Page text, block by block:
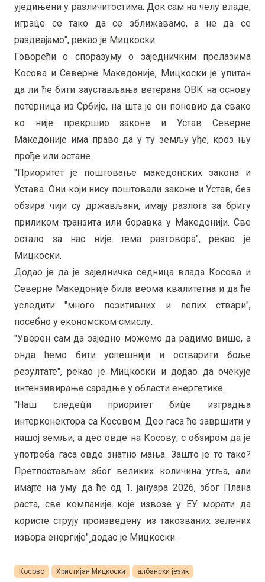
уједињени у различитостима. Док сам на челу владе,
играц́е се тако да се зближавамо, а не да се
раздвајамо", рекао је Мицкоски.
Говорећи о споразуму о заједничким прелазима
Косова и Северне Македоније, Мицкоски је упитан
да ли ће бити заустављања ветерана ОВК на основу
потерница из Србије, на шта је он поновио да свако
ко није прекршио законе и Устав Северне
Македоније има право да у ту земљу уђе, кроз њу
прође или остане.
"Приоритет је поштовање македонских закона и
Устава. Они који нису поштовали законе и Устав, без
обзира чији су држављани, имају разлога за бригу
приликом транзита или боравка у Македонији. Све
остало за нас није тема разговора", рекао је
Мицкоски.
Додао је да је заједничка седница влада Косова и
Северне Македоније била веома квалитетна и да ће
уследити "много позитивних и лепих ствари",
посебно у економском смислу.
"Уверен сам да заједно можемо да радимо више, а
онда ћемо бити успешнији и остварити боље
резултате", рекао је Мицкоски и додао да очекује
интензивирање сарадње у области енергетике.
"Наш следец́и приоритет биц́е изградња
интерконектора са Косовом. Део гаса ће завршити у
нашој земљи, а део овде на Косову, с обзиром да је
употреба гаса овде знатно мања. Зашто је то тако?
Претпостављам због великих количина угља, али
имајте на уму да ће од 1. јануара 2026, због Плана
раста, све компаније које извозе у ЕУ морати да
користе струју произведену из такозваних зелених
извора енергије"¸додао је Мицкоски.
Косово Христијан Мицкоски албански језик